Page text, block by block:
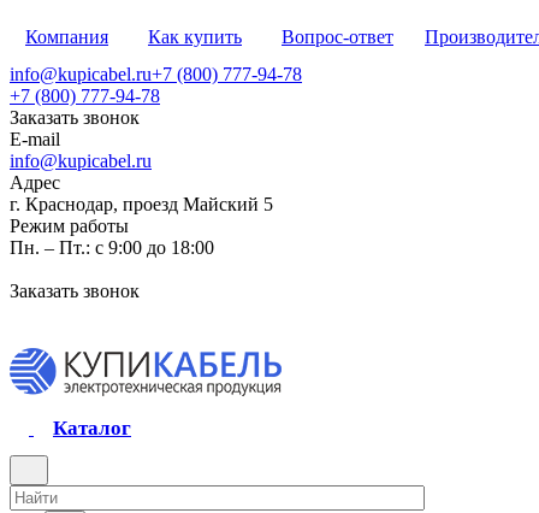
Компания Как купить Вопрос-ответ
info@kupicabel.ru+7 (800) 777-94-78
+7 (800) 777-94-78
Заказать звонок
E-mail
info@kupicabel.ru
Адрес
г. Краснодар, проезд Майский 5
Режим работы
Пн. – Пт.: с 9:00 до 18:00
Заказать звонок
Каталог